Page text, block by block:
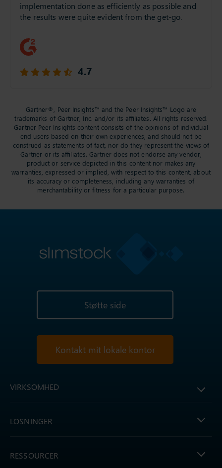
The team was quite hands-on in getting the
implementation done as efficiently as possible and
Gartner®, Peer Insights™ and the Peer Insights™ Logo are
trademarks of Gartner, Inc. and/or its affiliates. All rights reserved.
Gartner Peer Insights content consists of the opinions of individual
end users based on their own experiences, and should not be
construed as statements of fact, nor do they represent the views of
Gartner or its affiliates. Gartner does not endorse any vendor,
product or service depicted in this content nor makes any
warranties, expressed or implied, with respect to this content, about
merchantability or fitness for a particular purpose.
Støtte side
Kontakt mit lokale kontor